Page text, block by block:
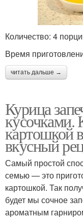
Количество: 4
Время
читать дальше →
Курица
кусочками.
картошкой
вкусный
Самый простой
семью — это
картошкой. Так
будет мы сочное
ароматным